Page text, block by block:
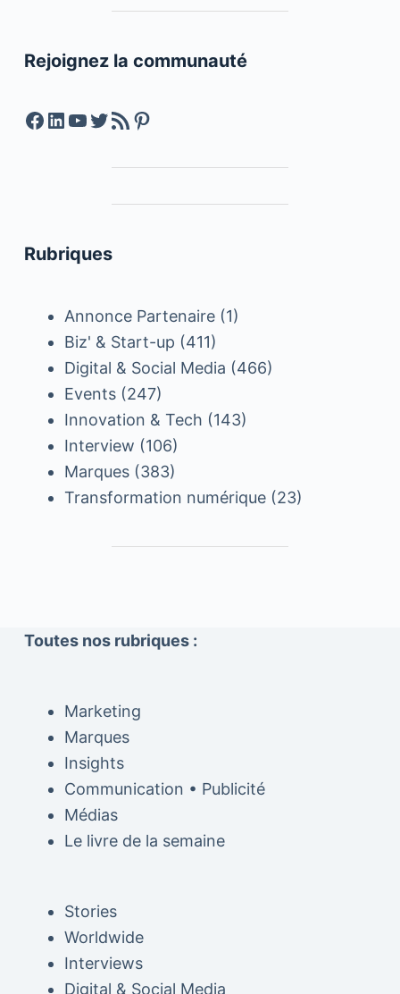
Rejoignez la communauté
Facebook
LinkedIn
YouTube
Twitter
Feed RSSPinterest
Rubriques
Annonce Partenaire(1)
Biz' & Start-up (411)
Digital & Social Media (466)
Events(247)
Innovation & Tech (143)
Interview (106)
Marques(383)
Transformation numérique(23)
Toutes nos rubriques :
Marketing
Marques
Insights
Communication • Publicité
Médias
Le livre de la semaine
Stories
Worldwide
Interviews
Digital & Social Media